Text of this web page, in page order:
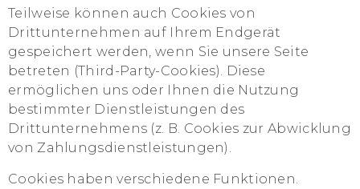
Teilweise können auch Cookies von
Drittunternehmen auf Ihrem Endgerät
gespeichert werden, wenn Sie unsere Seite
betreten (Third-Party-Cookies). Diese
ermöglichen uns oder Ihnen die Nutzung
bestimmter Dienstleistungen des
Drittunternehmens (z. B. Cookies zur Abwicklung
von Zahlungsdienstleistungen).
Cookies haben verschiedene Funktionen.